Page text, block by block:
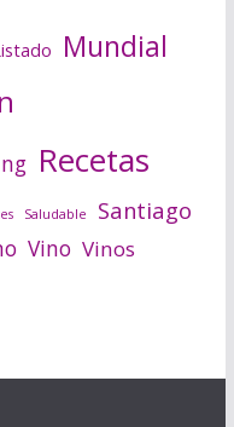
Mundial
Recetas
Saludable Santiago
Vino Vinos